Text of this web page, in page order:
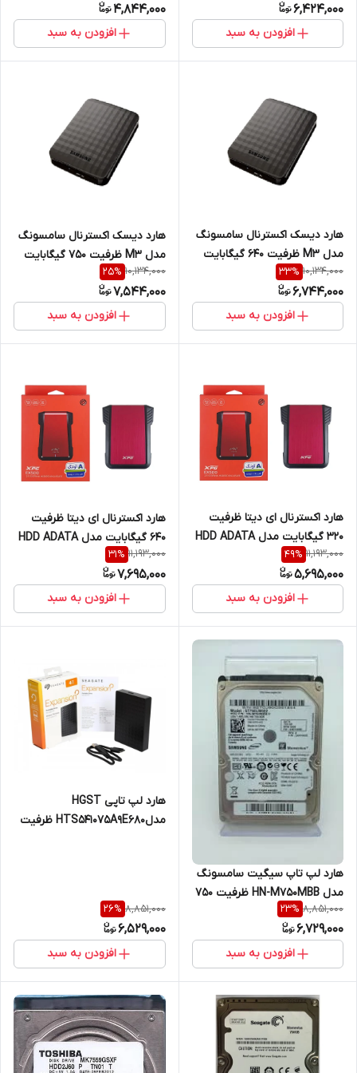
6,424,000
افزودن به سبد
4,844,000
افزودن به سبد
هارد دیسک اکسترنال سامسونگ
مدل M3 ظرفیت 640 گیگابایت
یکسال گارانتی داده پردازان
10,134,000
33%
6,744,000
افزودن به سبد
هارد دیسک اکسترنال سامسونگ
مدل M3 ظرفیت 750 گیگابایت
یکسال گارانتی داده پردازان
10,134,000
25%
7,544,000
افزودن به سبد
هارد اکسترنال ای دیتا ظرفیت
320 گیگابایت مدل HDD ADATA
XPG EX500
11,193,000
49%
5,695,000
افزودن به سبد
هارد اکسترنال ای دیتا ظرفیت
640 گیگابایت مدل HDD ADATA
XPG EX500
11,193,000
31%
7,695,000
افزودن به سبد
هارد لپ تاپ سیگیت سامسونگ
مدل HN-M750MBB ظرفیت 750
گیگابایت -گارانتی 1 ساله
8,851,000
23%
6,729,000
افزودن به سبد
هارد لپ تاپی HGST
مدلHTS541075A9E680 ظرفیت
8,851,000
26%
6,529,000
افزودن به سبد